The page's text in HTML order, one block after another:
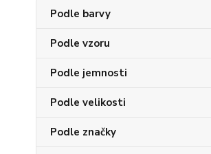
Podle barvy
Podle vzoru
Podle jemnosti
Podle velikosti
Podle značky